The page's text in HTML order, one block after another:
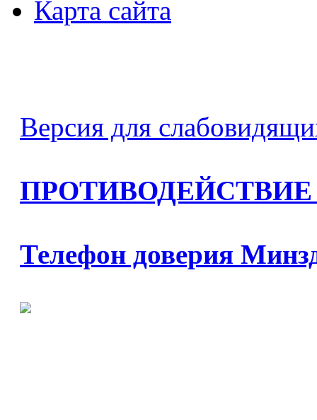
Карта сайта
Версия для
Телефон доверия